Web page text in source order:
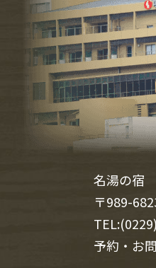
名湯の宿
〒989-
予約・お